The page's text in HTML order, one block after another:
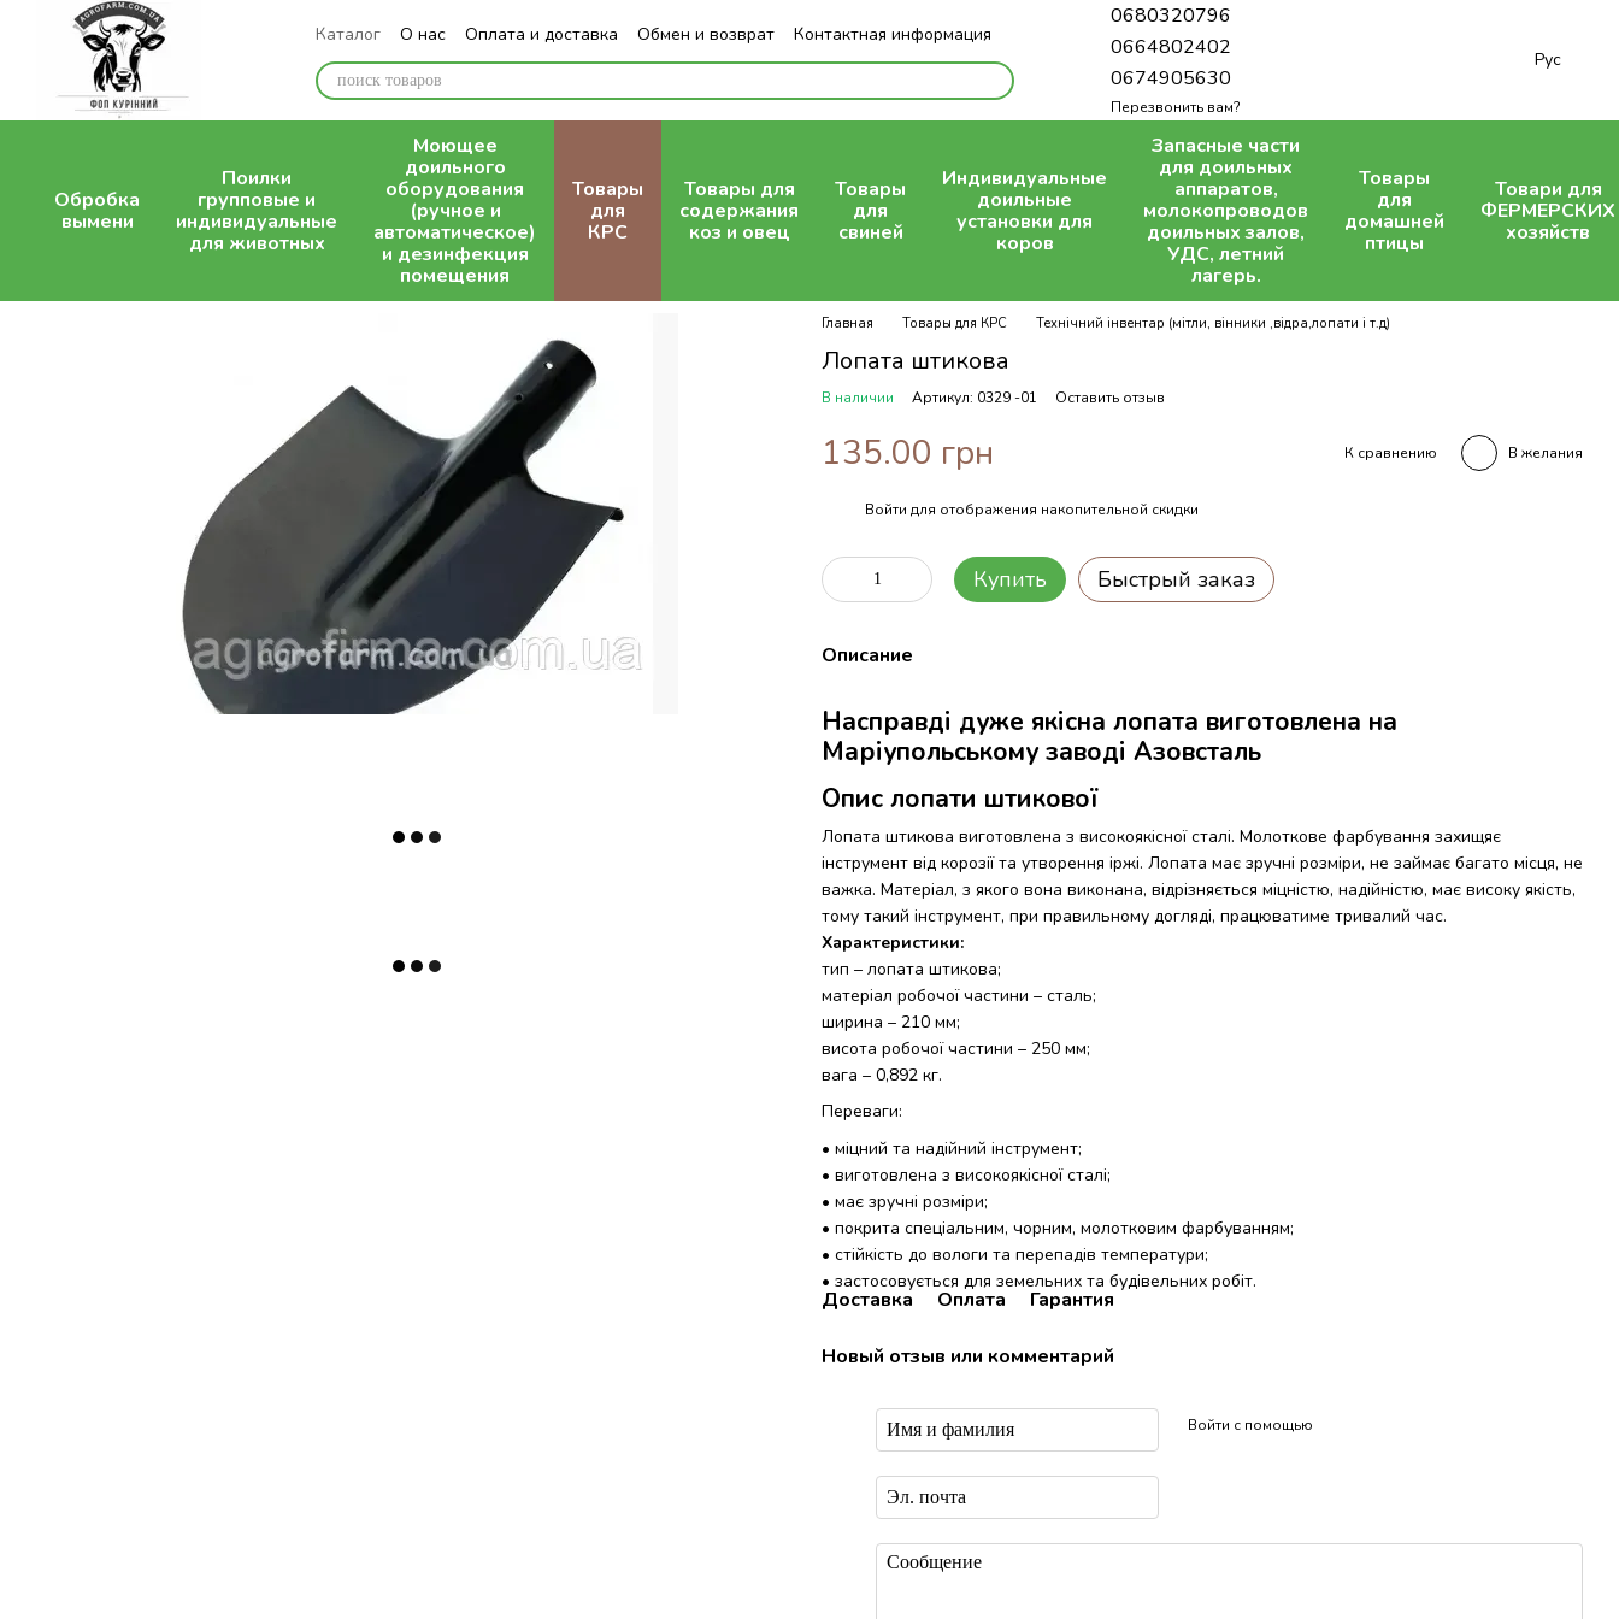
Перейти к основному контенту
Каталог О нас Оплата и доставка Обмен и возврат
Контактная информация
Блог
0680320796
0664802402
0674905630
Перезвонить вам?
Рус
Обробка
вымени
Поилки
групповые и
индивидуальные
для животных
Моющее
доильного
оборудования
(ручное и
автоматическое)
и дезинфекция
помещения
Товары
для
КРС
Товары для
содержания
коз и овец
Товары
для
свиней
Индивидуальные
доильные
установки для
коров
Запасные части
для доильных
аппаратов,
молокопроводов
доильных залов,
УДС, летний
лагерь.
Товары
для
домашней
птицы
Товари для
ФЕРМЕРСКИХ
хозяйств
Главная Товары для КРС Технічний інвентар (мітли, вінники ,відра,лопати і т.д)
Лопата штикова
В наличии Артикул: 0329 -01 Оставить отзыв
135.00 грн К сравнению В желания
Войти для отображения накопительной скидки
Купить Быстрый заказ
Описание
Насправді дуже якісна лопата виготовлена на
Маріупольському заводі Азовсталь
Опис лопати штикової
Лопата штикова виготовлена з високоякісної сталі. Молоткове фарбування захищяє
інструмент від корозії та утворення іржі. Лопата має зручні розміри, не займає багато місця, не
важка. Матеріал, з якого вона виконана, відрізняється міцністю, надійністю, має високу якість,
тому такий інструмент, при правильному догляді, працюватиме тривалий час.
Характеристики:
тип – лопата штикова;
матеріал робочої частини – сталь;
ширина – 210 мм;
висота робочої частини – 250 мм;
вага – 0,892 кг.
Переваги:
• міцний та надійний інструмент;
• виготовлена з високоякісної сталі;
• має зручні розміри;
• покрита спеціальним, чорним, молотковим фарбуванням;
• стійкість до вологи та перепадів температури;
• застосовується для земельних та будівельних робіт.
Доставка Оплата Гарантия
Новый отзыв или комментарий
Войти с помощью